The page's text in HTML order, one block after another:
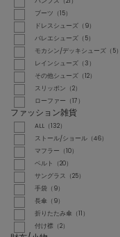
ブーツ（15）
ドレスシューズ（9）
バレエシューズ（5）
モカシン/デッキシューズ（5）
レインシューズ（3）
その他シューズ（12）
スリッポン（2）
ローファー（17）
ファッション雑貨
ALL（132）
ストール/ショール（46）
マフラー（10）
ベルト（20）
サングラス（25）
手袋（9）
長傘（9）
折りたたみ傘（11）
付け襟（2）